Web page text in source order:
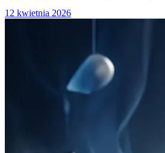
12 kwietnia 2026